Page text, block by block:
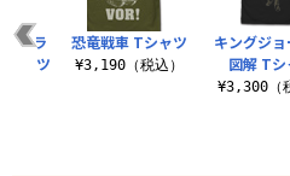
キングジ
図解 Tシ
¥3,300（
イラ
シャツ
恐竜戦車 Tシャツ
¥3,190（税込）